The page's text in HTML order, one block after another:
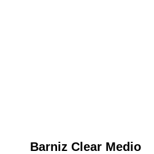
Barniz Clear Medio